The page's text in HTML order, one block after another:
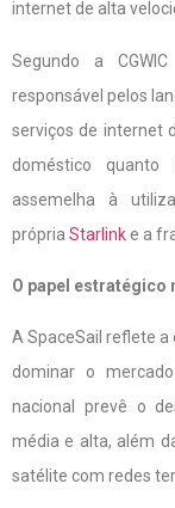
internet de alta
Segundo a
responsável pelos
serviços de internet
doméstico
assemelha à
própria Starlinke a
O papel estratégico
A SpaceSail reflete
dominar o
nacional prevê o
média e alta, além
satélite com redes